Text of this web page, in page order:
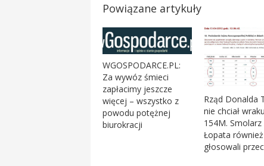
Powiązane artykuły
WGOSPODARCE.PL:
Za wywóz śmieci
zapłacimy jeszcze
więcej – wszystko z
powodu potężnej
biurokracji
Rząd Donalda
nie chciał
154M. Smolarz
Łopata również
głosowali